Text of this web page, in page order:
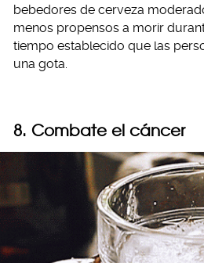
bebedores de cerveza
menos propensos a morir
tiempo establecido que las
una gota.
8. Combate el cáncer